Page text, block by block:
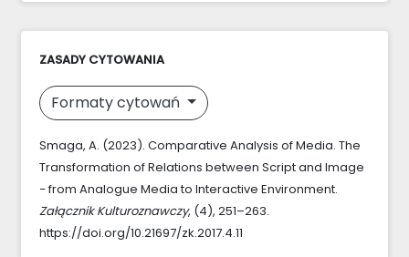
ZASADY CYTOWANIA
Formaty cytowań
Smaga, A. (2023). Comparative Analysis of Media. The
Transformation of Relations between Script and Image
− from Analogue Media to Interactive Environment.
Załącznik Kulturoznawczy, (4), 251–263.
https://doi.org/10.21697/zk.2017.4.11